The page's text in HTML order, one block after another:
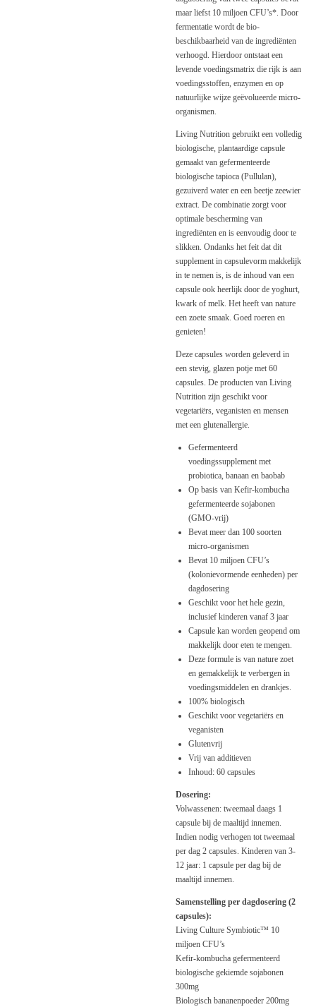
maar liefst 10 miljoen CFU’s*. Door
fermentatie wordt de bio-
beschikbaarheid van de ingrediënten
verhoogd. Hierdoor ontstaat een
levende voedingsmatrix die rijk is aan
voedingsstoffen, enzymen en op
natuurlijke wijze geëvolueerde micro-
organismen.
Living Nutrition gebruikt een volledig
biologische, plantaardige capsule
gemaakt van gefermenteerde
biologische tapioca (Pullulan),
gezuiverd water en een beetje zeewier
extract. De combinatie zorgt voor
optimale bescherming van
ingrediënten en is eenvoudig door te
slikken. Ondanks het feit dat dit
supplement in capsulevorm makkelijk
in te nemen is, is de inhoud van een
capsule ook heerlijk door de yoghurt,
kwark of melk. Het heeft van nature
een zoete smaak. Goed roeren en
genieten!
Deze capsules worden geleverd in
een stevig, glazen potje met 60
capsules. De producten van Living
Nutrition zijn geschikt voor
vegetariërs, veganisten en mensen
met een glutenallergie.
Gefermenteerd
voedingssupplement met
probiotica, banaan en baobab
Op basis van Kefir-kombucha
gefermenteerde sojabonen
(GMO-vrij)
Bevat meer dan 100 soorten
micro-organismen
Bevat 10 miljoen CFU’s
(kolonievormende eenheden) per
dagdosering
Geschikt voor het hele gezin,
inclusief kinderen vanaf 3 jaar
Capsule kan worden geopend om
makkelijk door eten te mengen.
Deze formule is van nature zoet
en gemakkelijk te verbergen in
voedingsmiddelen en drankjes.
100% biologisch
Geschikt voor vegetariërs en
veganisten
Glutenvrij
Vrij van additieven
Inhoud: 60 capsules
Dosering:
Volwassenen: tweemaal daags 1
capsule bij de maaltijd innemen.
Indien nodig verhogen tot tweemaal
per dag 2 capsules. Kinderen van 3-
12 jaar: 1 capsule per dag bij de
maaltijd innemen.
Samenstelling per dagdosering (2
capsules):
Living Culture Symbiotic™ 10
miljoen CFU’s
Kefir-kombucha gefermenteerd
biologische gekiemde sojabonen
300mg
Biologisch bananenpoeder 200mg